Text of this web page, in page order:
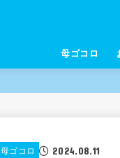
母ゴコロ
母ゴコロ 2024.08.11